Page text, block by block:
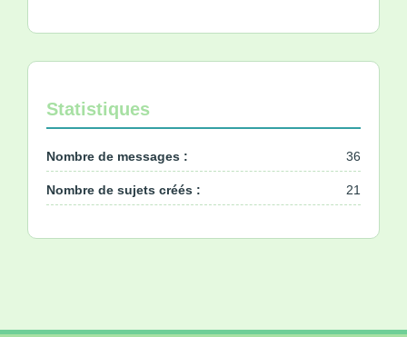
Statistiques
Nombre de messages : 36
Nombre de sujets créés : 21